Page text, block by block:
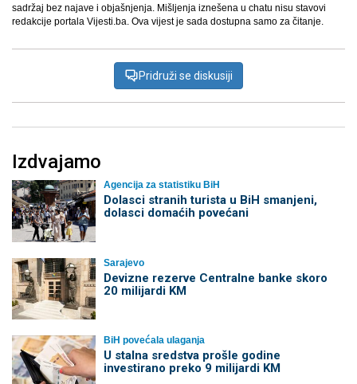
sadržaj bez najave i objašnjenja. Mišljenja iznešena u chatu nisu stavovi
redakcije portala Vijesti.ba. Ova vijest je sada dostupna samo za čitanje.
Pridruži se diskusiji
Izdvajamo
Agencija za statistiku BiH
Dolasci stranih turista u BiH smanjeni,
dolasci domaćih povećani
Sarajevo
Devizne rezerve Centralne banke skoro
20 milijardi KM
BiH povećala ulaganja
U stalna sredstva prošle godine
investirano preko 9 milijardi KM